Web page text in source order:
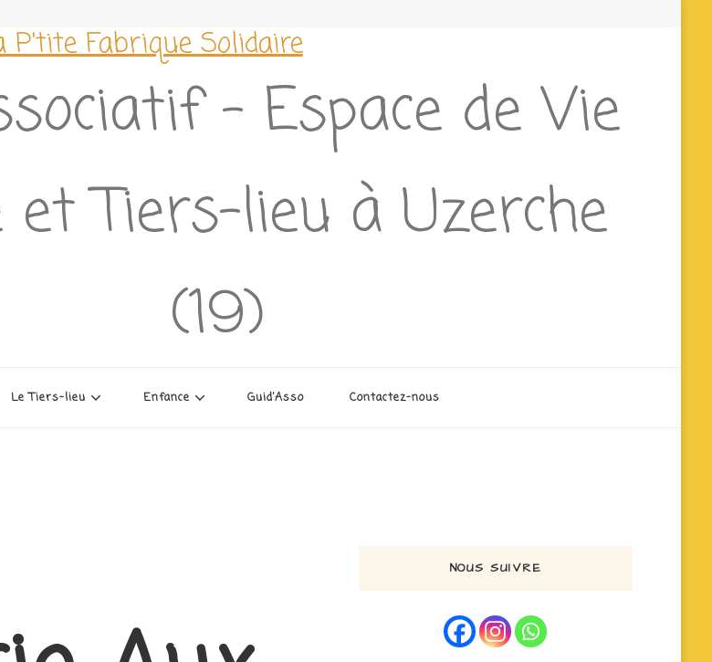
P'tite Fabrique Solidaire
– Espace de Vie
et Tiers-lieu à Uzerche
(19)
Le Tiers-lieu Enfance Guid’Asso Contactez-nous
NOUS SUIVRE